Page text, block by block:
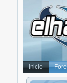
Inicio Foro